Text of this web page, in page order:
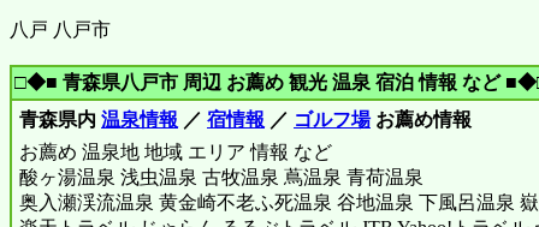
八戸 八戸市
□◆■ 青森県八戸市 周辺 お薦め 観光 温泉 宿泊 情報 など
青森県内 温泉情報 ／ 宿情報 ／ ゴルフ場お薦め情報
お薦め 温泉地 地域 エリア 情報 など
酸ヶ湯温泉 浅虫温泉 古牧温泉 蔦温泉 青荷温泉
奥入瀬渓流温泉 黄金崎不老ふ死温泉 谷地温泉 下風呂温泉